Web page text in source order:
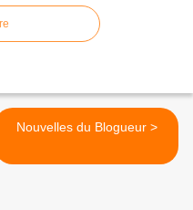
Nouvelles du Blogueur >